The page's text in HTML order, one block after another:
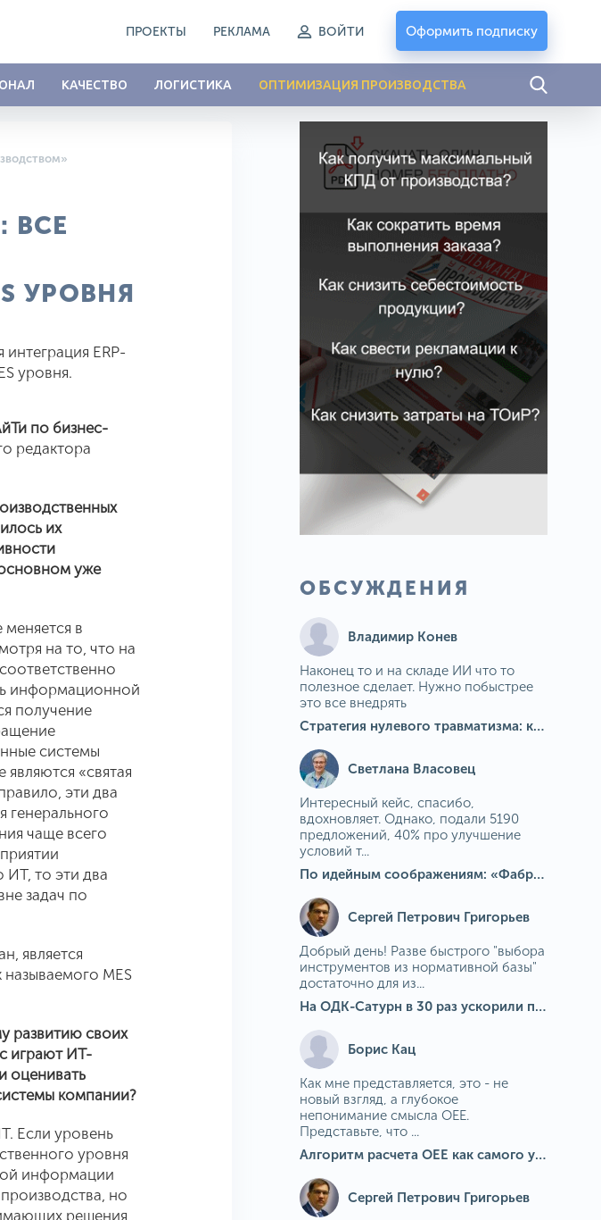
ПРОЕКТЫ РЕКЛАМА ВОЙТИ Оформить подписку
КАЧЕСТВО ЛОГИСТИКА ОПТИМИЗАЦИЯ ПРОИЗВОДСТВА
ВСЕ
УРОВНЯ
ERP-
уровня.
по бизнес-
редактора
их
уже
в
на то, что на
информационной
получение
системы
«святая
эти два
генерального
чаще всего
ИТ, то эти два
задач по
является
MES
развитию своих
играют ИТ-
оценивать
компании?
Если уровень
уровня
информации
но
решения
ОБСУЖДЕНИЯ
Владимир Конев
Наконец то и на складе ИИ что то
полезное сделает. Нужно побыстрее
это все внедрять
Стратегия нулевого травматизма: как ИИ-камеры Camkord снижают риск наезда на пешехода при работе на погрузчике
Светлана Власовец
Интересный кейс, спасибо,
вдохновляет. Однако, подали 5190
предложений, 40% про улучшение
условий т...
По идейным соображениям: «Фабрика идей» на МГОКе
Сергей Петрович Григорьев
Добрый день! Разве быстрого "выбора
инструментов из нормативной базы"
достаточно для из...
На ОДК-Сатурн в 30 раз ускорили подбор средств измерения для контроля качества продукции
Борис Кац
Как мне представляется, это - не
новый взгляд, а глубокое
непонимание смысла OEE.
Представьте, что ...
Алгоритм расчета ОЕЕ как самого универсального и современного показателя эффективности оборудования в мире
Сергей Петрович Григорьев